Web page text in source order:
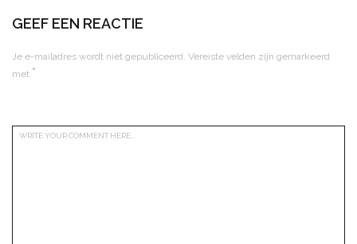
GEEF EEN REACTIE
Je e-mailadres wordt niet gepubliceerd. Vereiste velden zijn gemarkeerd
met *